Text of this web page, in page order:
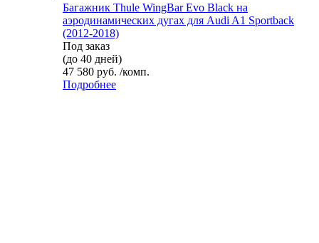
Багажник Thule WingBar Evo Black на
аэродинамических дугах для Audi A1 Sportback
(2012-2018)
Под заказ
(до 40 дней)
47 580 руб. /комп.
Подробнее